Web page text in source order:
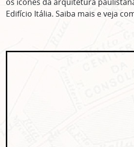
Edifício Itália. Saiba mais e veja